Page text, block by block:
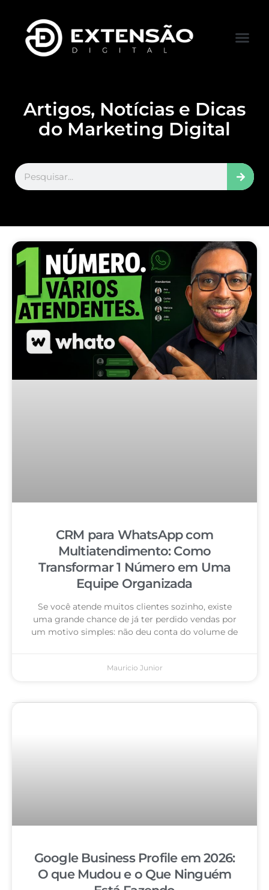
Artigos, Notícias e Dicas
do Marketing Digital
CRM para WhatsApp com
Multiatendimento: Como
Transformar 1 Número em Uma
Equipe Organizada
Se você atende muitos clientes sozinho, existe
uma grande chance de já ter perdido vendas por
um motivo simples: não deu conta do volume de
Mauricio Junior
Google Business Profile em 2026:
O que Mudou e o Que Ninguém